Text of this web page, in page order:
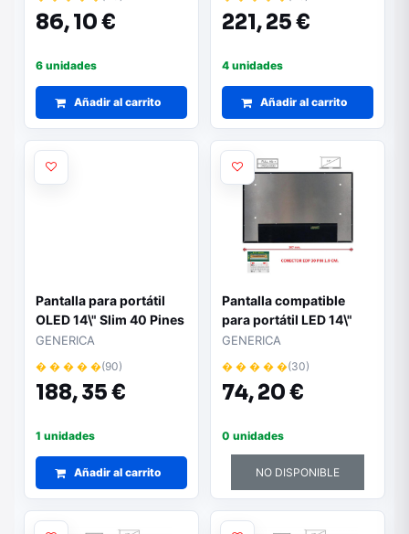
86,10 €
6 unidades
Añadir al carrito
221,25 €
4 unidades
Añadir al carrito
Pantalla para portátil
OLED 14\" Slim 40 Pines
2880x1800
GENERICA
� � � � �(90)
188,35 €
1 unidades
Añadir al carrito
Pantalla compatible
para portátil LED 14\"
Slim 30 pines FHD+ Sin
GENERICA
� � � � �(30)
74,20 €
0 unidades
NO DISPONIBLE